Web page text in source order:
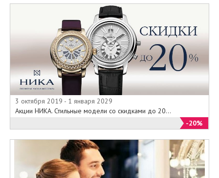
3 октября 2019 - 1 января 2029
Акции НИКА. Стильные модели со скидками до 20...
-20%